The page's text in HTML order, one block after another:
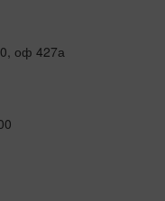
оф 427а